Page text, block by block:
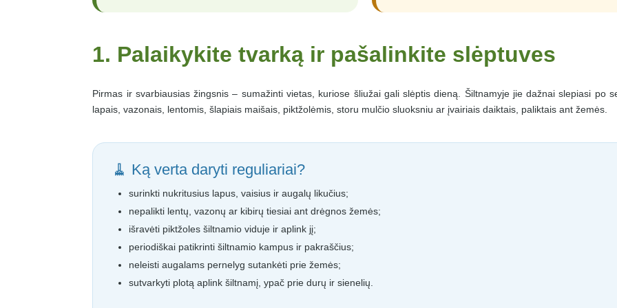
1. Palaikykite tvarką ir pašalinkite slėptuves
Pirmas ir svarbiausias žingsnis – sumažinti vietas, kuriose šliužai gali slėptis dieną. Šiltnamyje jie dažnai slepiasi po
lapais, vazonais, lentomis, šlapiais maišais, piktžolėmis, storu mulčio sluoksniu ar įvairiais daiktais, paliktais ant žemės.
🧹 Ką verta daryti reguliariai?
surinkti nukritusius lapus, vaisius ir augalų likučius;
nepalikti lentų, vazonų ar kibirų tiesiai ant drėgnos žemės;
išravėti piktžoles šiltnamio viduje ir aplink jį;
periodiškai patikrinti šiltnamio kampus ir pakraščius;
neleisti augalams pernelyg sutankėti prie žemės;
sutvarkyti plotą aplink šiltnamį, ypač prie durų ir sienelių.